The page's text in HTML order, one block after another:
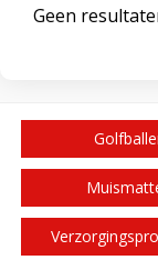
Geen